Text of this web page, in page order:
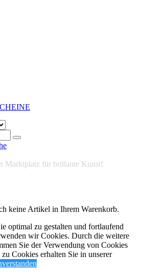
Marktplatz für brillante Kunst!
keine Artikel in Ihrem Warenkorb.
optimal zu gestalten und fortlaufend
wir Cookies. Durch die weitere
Sie der Verwendung von Cookies
Cookies erhalten Sie in unserer